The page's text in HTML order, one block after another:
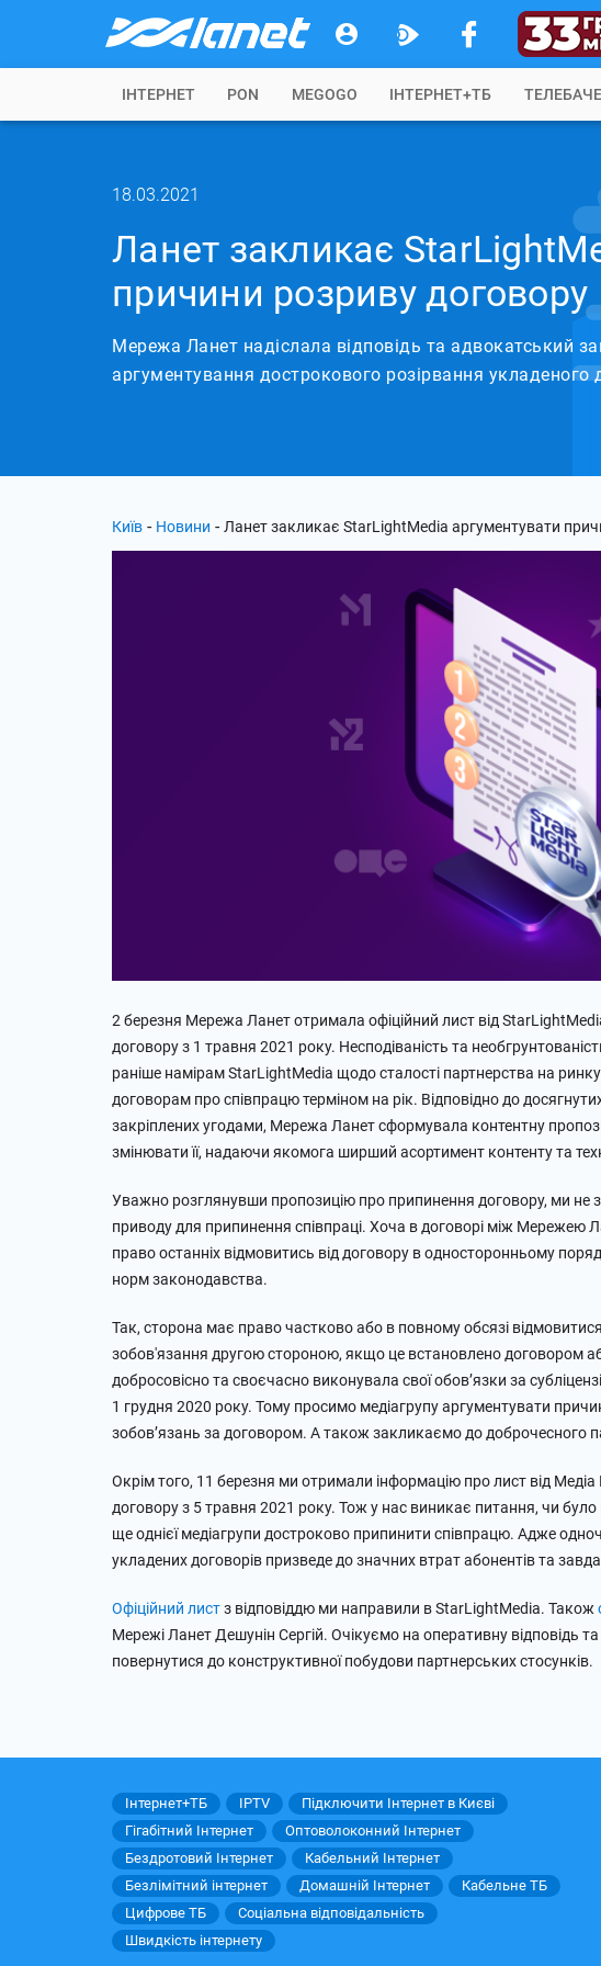
IНТЕРНЕТ PON MEGOGO ІНТЕРНЕТ+ТБ
18.03.2021
Ланет закликає
причини розриву договору
Мережа Ланет надіслала відповідь та адвокатський
аргументування дострокового розірвання укладеного
Київ - Новини - Ланет закликає StarLightMedia аргументувати
2 березня Мережа Ланет отримала офіційний лист від
договору з 1 травня 2021 року. Несподіваність та
раніше намірам StarLightMedia щодо сталості партнерства на
договорам про співпрацю терміном на рік. Відповідно до
закріплених угодами, Мережа Ланет сформувала контентну
змінювати її, надаючи якомога ширший асортимент контенту та
Уважно розглянувши пропозицію про припинення договору, ми не
приводу для припинення співпраці. Хоча в договорі між Мережею
право останніх відмовитись від договору в односторонньому
норм законодавства.
Так, сторона має право частково або в повному обсязі
зобов'язання другою стороною, якщо це встановлено договором
добросовісно та своєчасно виконувала свої обов’язки за
1 грудня 2020 року. Тому просимо медіагрупу аргументувати
зобов’язань за договором. А також закликаємо до доброчесного
Окрім того, 11 березня ми отримали інформацію про лист від
договору з 5 травня 2021 року. Тож у нас виникає питання, чи
ще однієї медіагрупи достроково припинити співпрацю. Адже
укладених договорів призведе до значних втрат абонентів та
Офіційний листз відповіддю ми направили в StarLightMedia. Також
Мережі Ланет Дешунін Сергій. Очікуємо на оперативну відповідь
повернутися до конструктивної побудови партнерських стосунків.
Інтернет+ТБ IPTV
Підключити Інтернет в Києві
Гігабітний Інтернет
Оптоволоконний Інтернет
Бездротовий Інтернет
Кабельний Інтернет
Безлімітний інтернет
Домашній Інтернет
Кабельне ТБ
Цифрове ТБ
Соціальна відповідальність
Швидкість інтернету